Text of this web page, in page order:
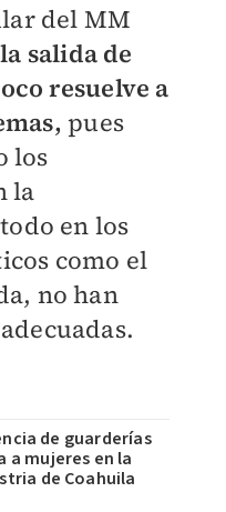
del MM
la salida de
resuelve a
pues
los
la
en los
como el
no han
de guarderías
a mujeres en la
de Coahuila